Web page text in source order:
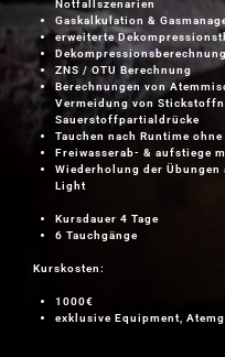
Notfallszenarien
Gaskalkulation &
erweiterte
ZNS / OTU Berechnung
Berechnungen von
Vermeidung von
Sauerstoffpartialdrücke
Tauchen nach Runtime
Freiwasserab- & aufstiege
Wiederholung der Übungen
Light
Kursdauer 4 Tage
6 Tauchgänge
Kurskosten:
1000€
exklusive Equipment,